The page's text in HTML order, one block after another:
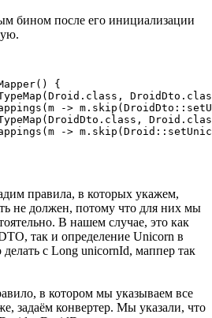
бином после его инициализации
{
->
->
правила, в которых укажем,
не должен, потому что для них мы
В нашем случае, это как
так и определение Unicorn в
с Long unicornId, маппер так
в котором мы указываем все
задаём конвертер. Мы указали, что